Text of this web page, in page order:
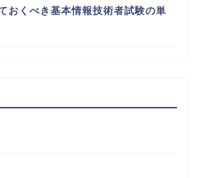
おくべき基本情報技術者試験の単